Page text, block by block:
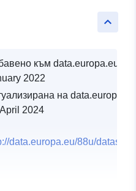
keyboard_arrow_up
към data.europa.eu:
2022
на
2024
data.europa.eu/88u/dataset/